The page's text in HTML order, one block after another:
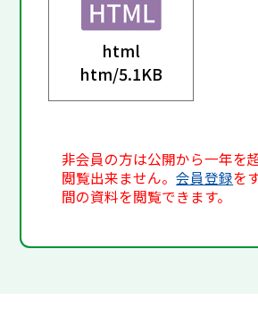
html
htm/5.1KB
非会員の方は公開から一年を
閲覧出来ません。会員登録を
間の資料を閲覧できます。